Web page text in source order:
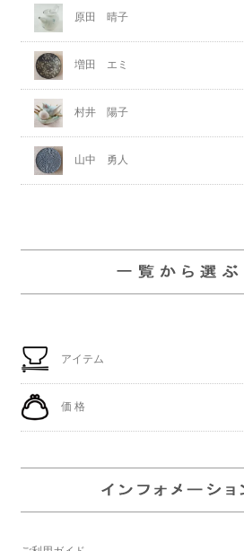
原田 晴子
増田 エミ
村井 陽子
山中 勇人
アイテム
価 格